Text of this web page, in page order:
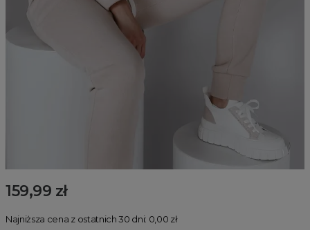
159,99 zł
Najniższa cena z ostatnich 30 dni: 0,00 zł